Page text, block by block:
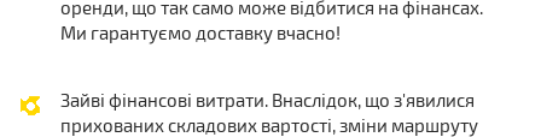
оренди, що так само може відбитися на фінансах.
Ми гарантуємо доставку вчасно!
Зайві фінансові витрати. Внаслідок, що з'явилися
прихованих складових вартості, зміни маршруту